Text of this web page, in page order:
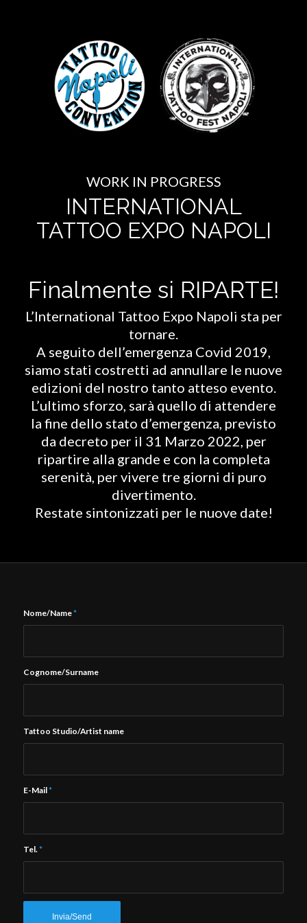
WORK IN PROGRESS
INTERNATIONAL
TATTOO EXPO NAPOLI
Finalmente si RIPARTE!
L’International Tattoo Expo Napoli sta per
tornare.
A seguito dell’emergenza Covid 2019,
siamo stati costretti ad annullare le nuove
edizioni del nostro tanto atteso evento.
L’ultimo sforzo, sarà quello di attendere
la fine dello stato d’emergenza, previsto
da decreto per il 31 Marzo 2022, per
ripartire alla grande e con la completa
serenità, per vivere tre giorni di puro
divertimento.
Restate sintonizzati per le nuove date!
Nome/Name*
Cognome/Surname
Tattoo Studio/Artist name
E-Mail*
Tel.*